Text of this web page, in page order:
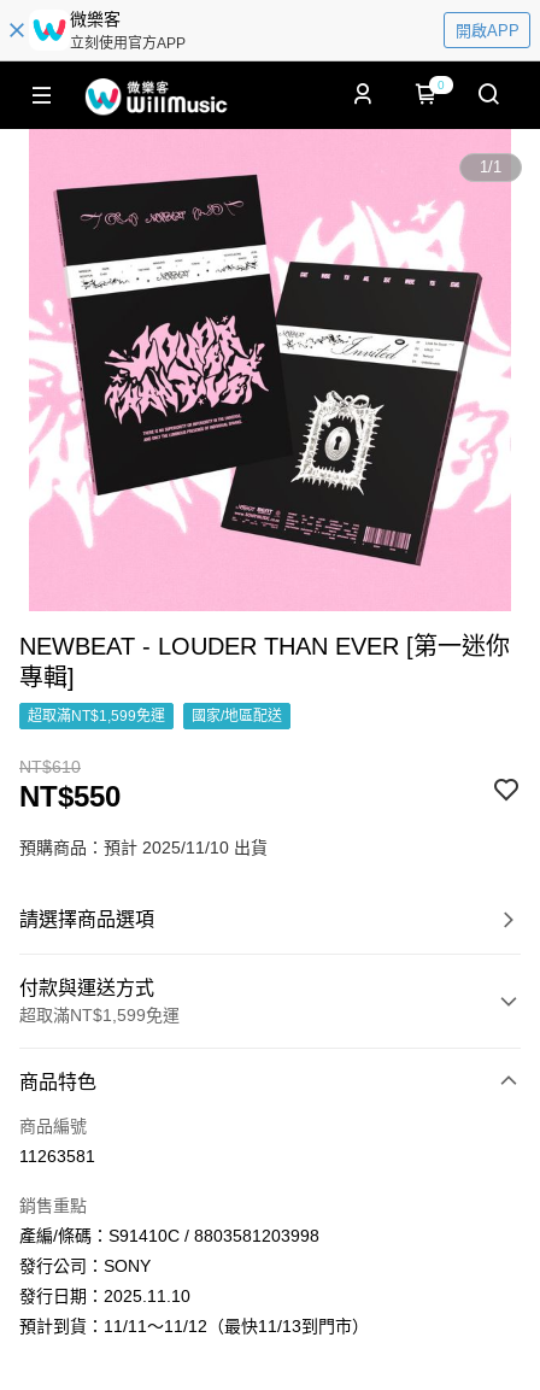
微樂客
立刻使用官方APP
開啟APP
0
1/1
NEWBEAT - LOUDER THAN EVER [第一迷你
專輯]
超取滿NT$1,599免運 國家/地區配送
NT$610
NT$550
預購商品：預計 2025/11/10 出貨
請選擇商品選項
付款與運送方式
超取滿NT$1,599免運
信用卡一次付款
超商取貨付款
Apple Pay
街口支付
悠遊付
商品特色
商品編號
11263581
銷售重點
產編/條碼：S91410C / 8803581203998
發行公司：SONY
發行日期：2025.11.10
預計到貨：11/11～11/12（最快11/13到門市）